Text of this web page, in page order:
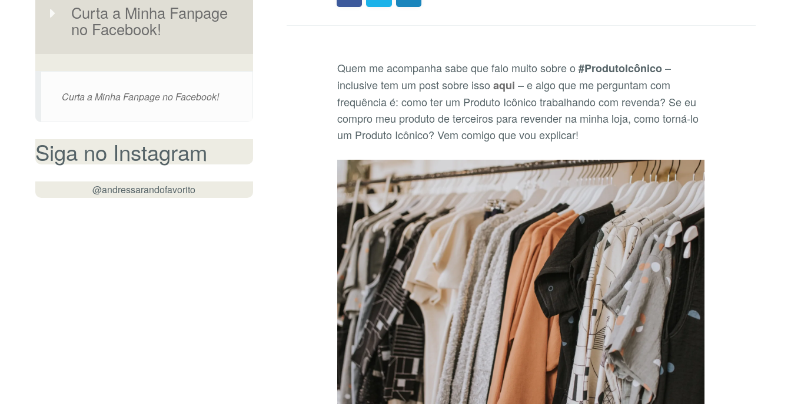
Quem me acompanha sabe que falo muito sobre o#ProdutoIcônico–
inclusive tem um post sobre issoaqui – e algo que me perguntam com
frequência é: como ter um Produto Icônico trabalhando com revenda? Se eu
compro meu produto de terceiros para revender na minha loja, como torná-lo
um Produto Icônico? Vem comigo que vou explicar!
Curta a Minha Fanpage
no Facebook!
Curta a Minha Fanpage no Facebook!
Siga no Instagram
@andressarandofavorito